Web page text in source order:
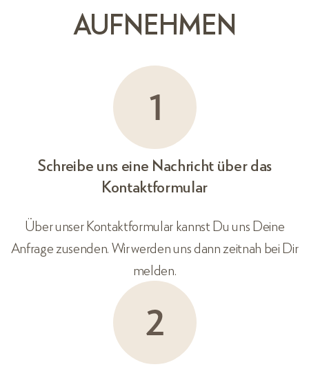
AUFNEHMEN
Schreibe uns eine Nachricht über das
Kontaktformular
Über unser Kontaktformular kannst Du uns Deine
Anfrage zusenden. Wir werden uns dann zeitnah bei Dir
melden.